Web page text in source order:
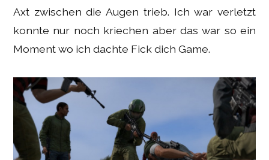
Axt zwischen die Augen trieb. Ich war verletzt
konnte nur noch kriechen aber das war so ein
Moment wo ich dachte Fick dich Game.